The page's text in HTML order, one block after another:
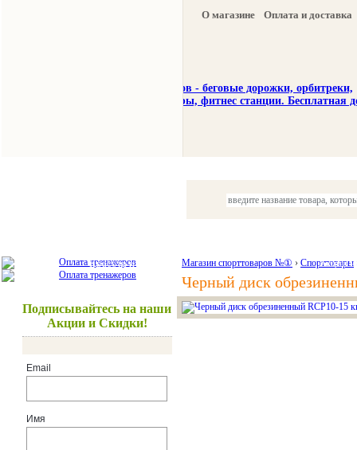
О магазине Оплата и доставка
Красота и здоровье Акции и
Подписывайтесь на наши
Акции и Скидки!
Email
Имя
Магазин спорттоваров №① › Спорттовары
Черный диск